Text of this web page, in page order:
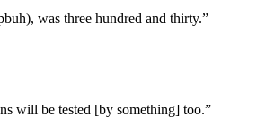
was three hundred and thirty.”
will be tested [by something] too.”